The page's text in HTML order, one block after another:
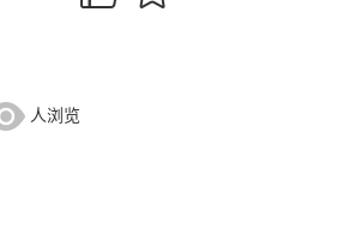
人浏览